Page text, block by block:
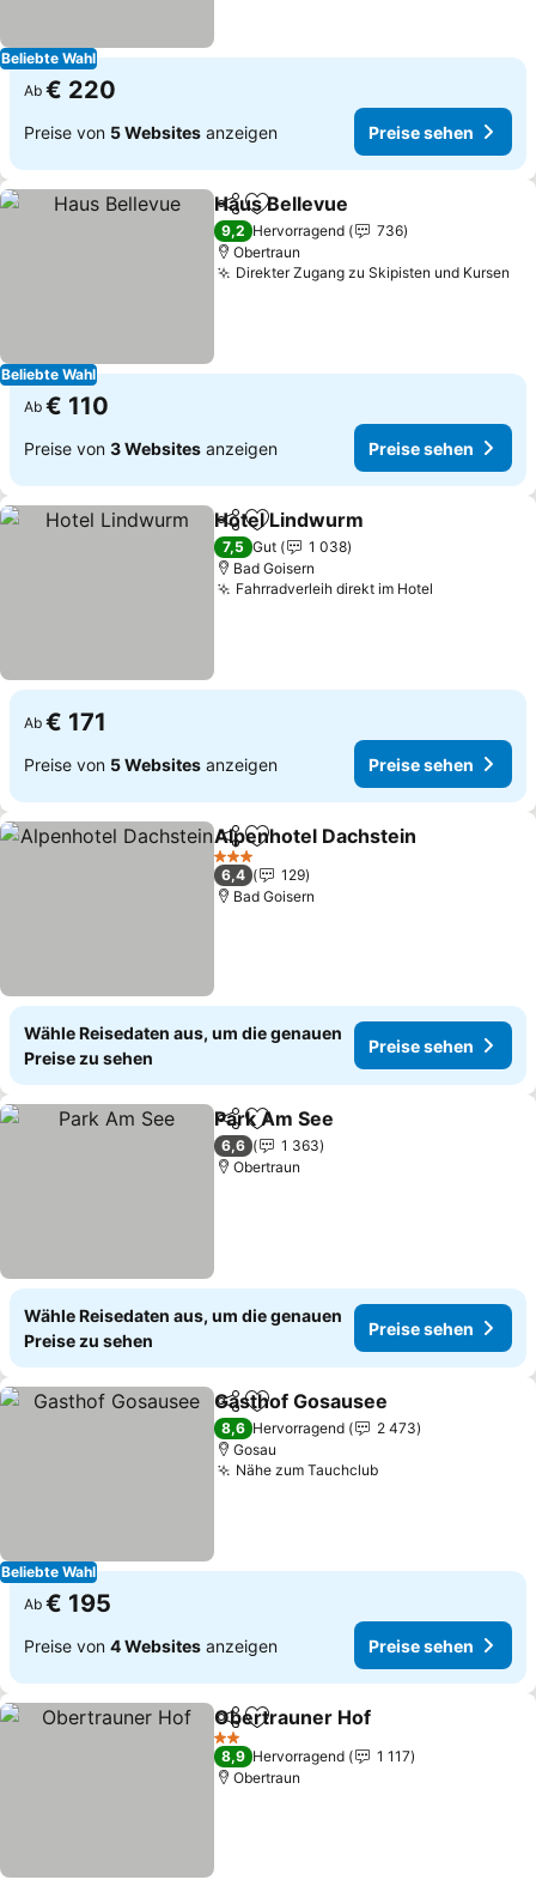
Beliebte Wahl
Ab € 220
Preise von 5 Websites anzeigen Preise sehen
Beliebte Wahl
TeilenZu Favoriten hinzufügen
Haus Bellevue
9,2 Hervorragend
736
Obertraun
Direkter Zugang zu Skipisten und Kursen
Ab € 110
Preise von 3 Websites anzeigen Preise sehen
TeilenZu Favoriten hinzufügen
Hotel Lindwurm
7,5 Gut
1 038
Bad Goisern
Fahrradverleih direkt im Hotel
Ab € 171
Preise von 5 Websites anzeigen Preise sehen
TeilenZu Favoriten hinzufügen
Alpenhotel Dachstein
3 Sterne
6,4
129
Bad Goisern
Wähle Reisedaten aus, um die genauen
Preise zu sehen
Preise sehen
TeilenZu Favoriten hinzufügen
Park Am See
6,6
1 363
Obertraun
Wähle Reisedaten aus, um die genauen
Preise zu sehen
Preise sehen
Beliebte Wahl
TeilenZu Favoriten hinzufügen
Gasthof Gosausee
8,6 Hervorragend
2 473
Gosau
Nähe zum Tauchclub
Ab € 195
Preise von 4 Websites anzeigen Preise sehen
TeilenZu Favoriten hinzufügen
Obertrauner Hof
2 Sterne
8,9 Hervorragend
1 117
Obertraun